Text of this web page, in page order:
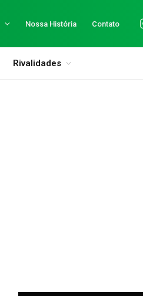
Nossa História Contato
Rivalidades